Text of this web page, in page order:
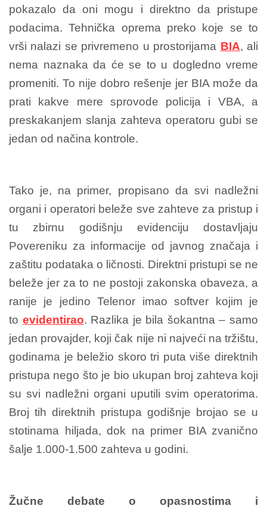
pokazalo da oni mogu i direktno da pristupe
podacima. Tehnička oprema preko koje se to
vrši nalazi se privremeno u prostorijama BIA, ali
nema naznaka da će se to u dogledno vreme
promeniti. To nije dobro rešenje jer BIA može da
prati kakve mere sprovode policija i VBA, a
preskakanjem slanja zahteva operatoru gubi se
jedan od načina kontrole.
Tako je, na primer, propisano da svi nadležni
organi i operatori beleže sve zahteve za pristup i
tu zbirnu godišnju evidenciju dostavljaju
Povereniku za informacije od javnog značaja i
zaštitu podataka o ličnosti. Direktni pristupi se ne
beleže jer za to ne postoji zakonska obaveza, a
ranije je jedino Telenor imao softver kojim je
to evidentirao. Razlika je bila šokantna – samo
jedan provajder, koji čak nije ni najveći na tržištu,
godinama je beležio skoro tri puta više direktnih
pristupa nego što je bio ukupan broj zahteva koji
su svi nadležni organi uputili svim operatorima.
Broj tih direktnih pristupa godišnje brojao se u
stotinama hiljada, dok na primer BIA zvanično
šalje 1.000-1.500 zahteva u godini.
Žučne debate o opasnostima i